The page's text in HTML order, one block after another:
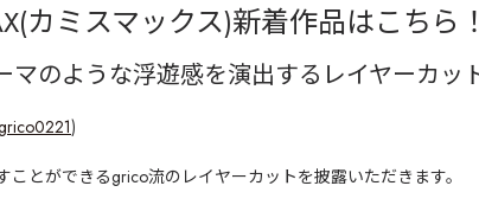
カミスマックス)新着作品はこちら
マのような浮遊感を演出するレイヤーカッ
)
ことができるgrico流のレイヤーカットを披露いただきます。